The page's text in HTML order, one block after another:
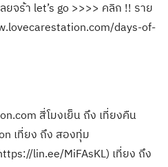
ยจร้า let’s go >>>> คลิก !! ราย
days-of-
สี่โมงเย็น ถึง เที่ยงคืน
เที่ยง ถึง สองทุ่ม
lin.ee/MiFAsKL) เที่ยง ถึง